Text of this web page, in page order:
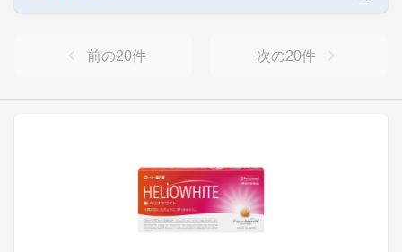
前の20件 次の20件